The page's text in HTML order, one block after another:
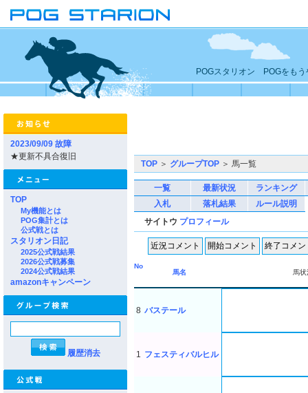
POGスタリオン POGをもう
2023/09/09 故障
★更新不具合復旧
TOP
My機能とは
POG集計とは
公式戦とは
スタリオン日記
2025公式戦結果
2026公式戦募集
2024公式戦結果
amazonキャンペーン
履歴消去
TOP ＞ グループTOP ＞ 馬一覧
一覧 最新状況
ランキング
入札
落札結果
ルール説明
サイトウ プロフィール
No
馬名
馬
8 バステール
1 フェスティバルヒル